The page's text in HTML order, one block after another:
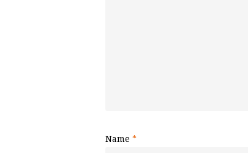
Name *